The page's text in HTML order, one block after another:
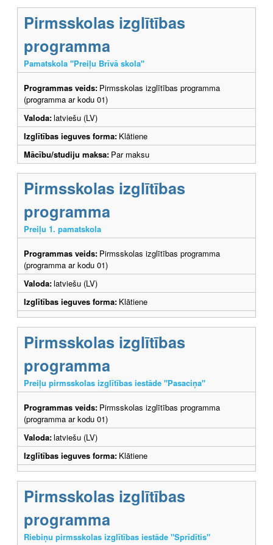
Pirmsskolas izglītības
programma
Pamatskola "Preiļu Brīvā skola"
Programmas veids: Pirmsskolas izglītības programma
(programma ar kodu 01)
Valoda:latviešu (LV)
Izglītības ieguves forma: Klātiene
Mācību/studiju maksa: Par maksu
Pirmsskolas izglītības
programma
Preiļu 1. pamatskola
Programmas veids: Pirmsskolas izglītības programma
(programma ar kodu 01)
Valoda:latviešu (LV)
Izglītības ieguves forma: Klātiene
Pirmsskolas izglītības
programma
Preiļu pirmsskolas izglītības iestāde "Pasaciņa"
Programmas veids: Pirmsskolas izglītības programma
(programma ar kodu 01)
Valoda:latviešu (LV)
Izglītības ieguves forma: Klātiene
Pirmsskolas izglītības
programma
Riebiņu pirmsskolas izglītības iestāde "Sprīdītis"